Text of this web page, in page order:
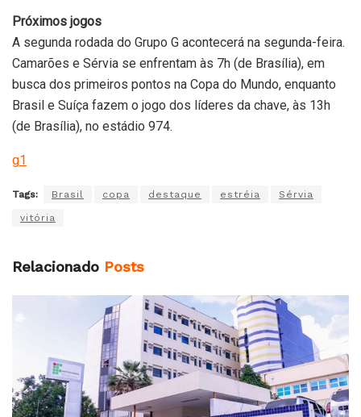
Próximos jogos
A segunda rodada do Grupo G acontecerá na segunda-feira.
Camarões e Sérvia se enfrentam às 7h (de Brasília), em
busca dos primeiros pontos na Copa do Mundo, enquanto
Brasil e Suíça fazem o jogo dos líderes da chave, às 13h
(de Brasília), no estádio 974.
g1
Tags: Brasil copa destaque estréia Sérvia
vitória
Relacionado Posts